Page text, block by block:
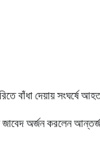
বাঁধা দেয়ায় সংঘর্ষে
অর্জন করলেন